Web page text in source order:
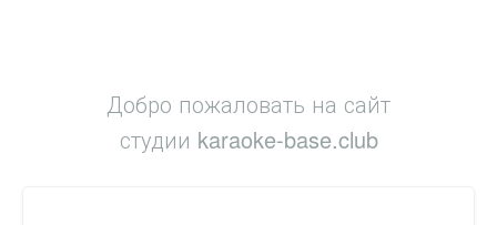
Добро пожаловать на сайт
студии karaoke-base.club